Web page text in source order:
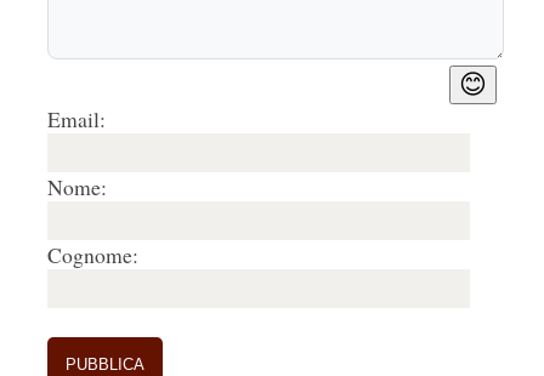
😊
Email:
Nome:
Cognome: